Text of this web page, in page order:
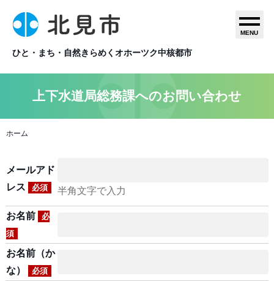
ひと・まち・自然きらめくオホーツク中核都市
MENU
上下水道局総務課へのお問い合わせ
ホーム
メールアド
レス
必須 半角文字で入力
お名前
必
須
お名前（か
な）
必須